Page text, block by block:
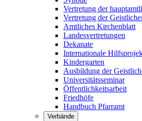
Vertretung der
Vertretung der
Amtliches Kirchenblatt
Landesvertretungen
Dekanate
Internationale
Kindergarten
Ausbildung der
Universitätsseminar
Öffentlichkeitsarbeit
Friedhöfe
Handbuch Pfarramt
Verbände